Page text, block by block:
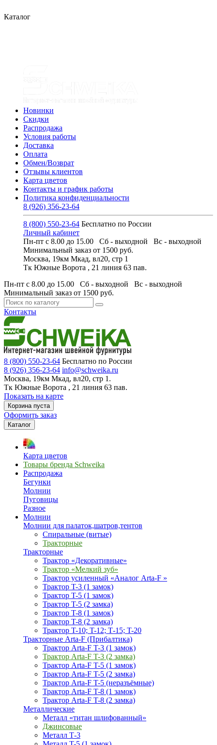
Каталог
Новинки
Скидки
Распродажа
Условия работы
Доставка
Оплата
Обмен/Возврат
Отзывы клиентов
Карта цветов
Контакты и график работы
Политика конфиденциальности
8 (926) 356-23-64
8 (800) 550-23-64 Бесплатно по России
Личный кабинет
Пн-пт с 8.00 до 15.00 Сб - выходной Вс - выходной
Минимальный заказ от 1500 руб.
Москва, 19км Мкад, вл20, стр 1
Тк Южные Ворота , 21 линия 63 пав.
Пн-пт с 8.00 до 15.00 Сб - выходной Вс - выходной
Минимальный заказ от 1500 руб.
Контакты
8 (800) 550-23-64 Бесплатно по России
8 (926) 356-23-64 info@schweika.ru
Москва, 19км Мкад, вл20, стр 1.
Тк Южные Ворота , 21 линия 63 пав.
Показать на карте
Корзина пуста
Оформить заказ
Каталог
Карта цветов
Товары бренда Schweika
Распродажа
Бегунки
Молнии
Пуговицы
Разное
Молнии
Молнии для палаток,шатров,тентов
Спиральные (витые)
Тракторные
Тракторные
Трактор «Декоративные»
Трактор «Мелкий зуб»
Трактор усиленный «Аналог Arta-F »
Трактор T-3 (1 замок)
Трактор T-5 (1 замок)
Трактор T-5 (2 замка)
Трактор T-8 (1 замок)
Трактор T-8 (2 замка)
Трактор T-10; T-12; Т-15; T-20
Тракторные Arta-F (Прибалтика)
Трактор Arta-F T-3 (1 замок)
Трактор Arta-F T-3 (2 замка)
Трактор Arta-F T-5 (1 замок)
Трактор Arta-F T-5 (2 замка)
Трактор Arta-F T-5 (неразъёмные)
Трактор Arta-F T-8 (1 замок)
Трактор Arta-F T-8 (2 замка)
Металлические
Металл «титан шлифованный»
Джинсовые
Металл Т-3